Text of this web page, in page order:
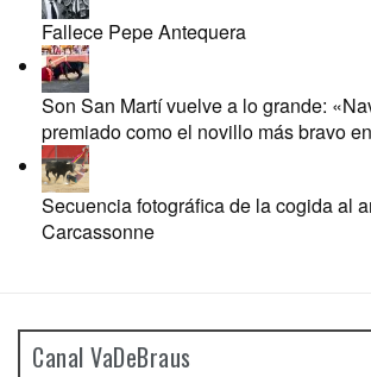
Fallece Pepe Antequera
Son San Martí vuelve a lo grande:
premiado como el novillo más bravo
Secuencia fotográfica de la cogida al
Carcassonne
Canal VaDeBraus